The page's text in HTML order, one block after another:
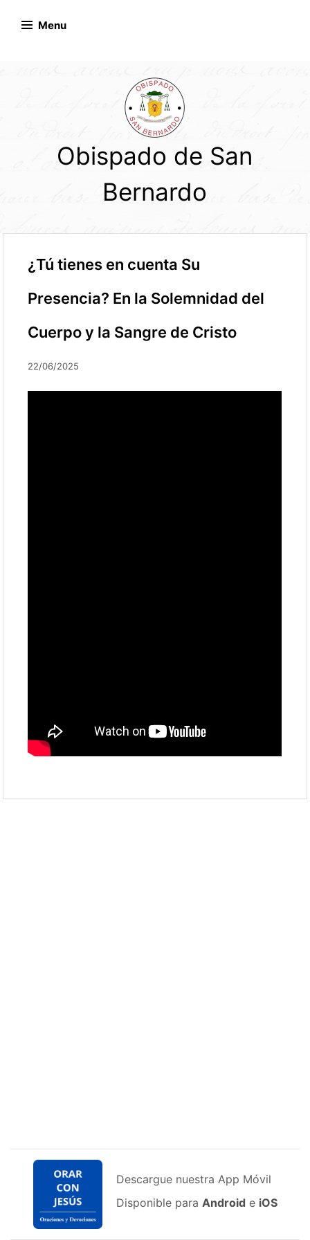
Menu
Obispado de San
Bernardo
¿Tú tienes en cuenta Su
Presencia? En la Solemnidad del
Cuerpo y la Sangre de Cristo
22/06/2025
Descargue nuestra App Móvil
Disponible para Android e iOS